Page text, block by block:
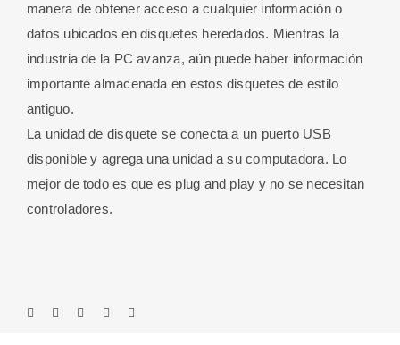
manera de obtener acceso a cualquier información o
datos ubicados en disquetes heredados. Mientras la
industria de la PC avanza, aún puede haber información
importante almacenada en estos disquetes de estilo
antiguo.
La unidad de disquete se conecta a un puerto USB
disponible y agrega una unidad a su computadora. Lo
mejor de todo es que es plug and play y no se necesitan
controladores.